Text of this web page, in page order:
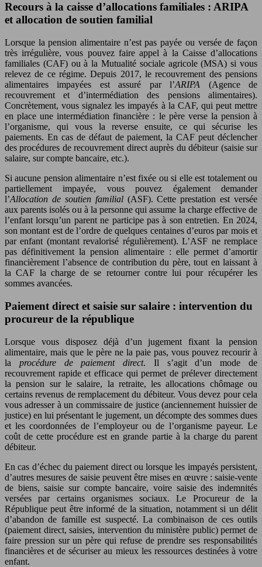
Recours à la caisse d’allocations familiales : ARIPA
et allocation de soutien familial
Lorsque la pension alimentaire n’est pas payée ou versée de façon
très irrégulière, vous pouvez faire appel à la Caisse d’allocations
familiales (CAF) ou à la Mutualité sociale agricole (MSA) si vous
relevez de ce régime. Depuis 2017, le recouvrement des pensions
alimentaires impayées est assuré par l’ARIPA (Agence de
recouvrement et d’intermédiation des pensions alimentaires).
Concrètement, vous signalez les impayés à la CAF, qui peut mettre
en place une intermédiation financière : le père verse la pension à
l’organisme, qui vous la reverse ensuite, ce qui sécurise les
paiements. En cas de défaut de paiement, la CAF peut déclencher
des procédures de recouvrement direct auprès du débiteur (saisie sur
salaire, sur compte bancaire, etc.).
Si aucune pension alimentaire n’est fixée ou si elle est totalement ou
partiellement impayée, vous pouvez également demander
l’Allocation de soutien familial(ASF). Cette prestation est versée
aux parents isolés ou à la personne qui assume la charge effective de
l’enfant lorsqu’un parent ne participe pas à son entretien. En 2024,
son montant est de l’ordre de quelques centaines d’euros par mois et
par enfant (montant revalorisé régulièrement). L’ASF ne remplace
pas définitivement la pension alimentaire : elle permet d’amortir
financièrement l’absence de contribution du père, tout en laissant à
la CAF la charge de se retourner contre lui pour récupérer les
sommes avancées.
Paiement direct et saisie sur salaire : intervention du
procureur de la république
Lorsque vous disposez déjà d’un jugement fixant la pension
alimentaire, mais que le père ne la paie pas, vous pouvez recourir à
la procédure de paiement direct. Il s’agit d’un mode de
recouvrement rapide et efficace qui permet de prélever directement
la pension sur le salaire, la retraite, les allocations chômage ou
certains revenus de remplacement du débiteur. Vous devez pour cela
vous adresser à un commissaire de justice (anciennement huissier de
justice) en lui présentant le jugement, un décompte des sommes dues
et les coordonnées de l’employeur ou de l’organisme payeur. Le
coût de cette procédure est en grande partie à la charge du parent
débiteur.
En cas d’échec du paiement direct ou lorsque les impayés persistent,
d’autres mesures de saisie peuvent être mises en œuvre : saisie-vente
de biens, saisie sur compte bancaire, voire saisie des indemnités
versées par certains organismes sociaux. Le Procureur de la
République peut être informé de la situation, notamment si un délit
d’abandon de famille est suspecté. La combinaison de ces outils
(paiement direct, saisies, intervention du ministère public) permet de
faire pression sur un père qui refuse de prendre ses responsabilités
financières et de sécuriser au mieux les ressources destinées à votre
enfant.